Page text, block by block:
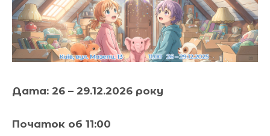
Дата: 26 – 29.12.2026 року
Початок об 11:00